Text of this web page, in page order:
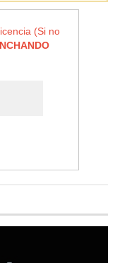
(Si no